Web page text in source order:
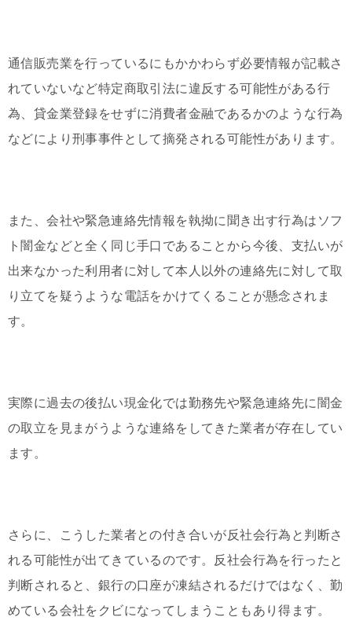
通信販売業を行っているにもかかわらず必要情報が記載さ
れていないなど特定商取引法に違反する可能性がある行
為、貸金業登録をせずに消費者金融であるかのような行為
などにより刑事事件として摘発される可能性があります。
また、会社や緊急連絡先情報を執拗に聞き出す行為はソフ
ト闇金などと全く同じ手口であることから今後、支払いが
出来なかった利用者に対して本人以外の連絡先に対して取
り立てを疑うような電話をかけてくることが懸念されま
す。
実際に過去の後払い現金化では勤務先や緊急連絡先に闇金
の取立を見まがうような連絡をしてきた業者が存在してい
ます。
さらに、こうした業者との付き合いが反社会行為と判断さ
れる可能性が出てきているのです。反社会行為を行ったと
判断されると、銀行の口座が凍結されるだけではなく、勤
めている会社をクビになってしまうこともあり得ます。